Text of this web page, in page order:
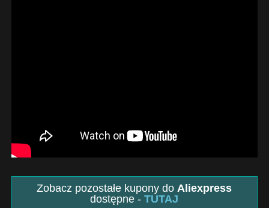
Zobacz pozostałe kupony doAliexpress
dostępne -TUTAJ